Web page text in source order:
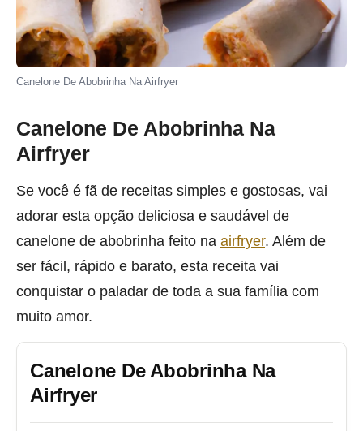
Canelone De Abobrinha Na Airfryer
Canelone De Abobrinha Na
Airfryer
Se você é fã de receitas simples e gostosas, vai
adorar esta opção deliciosa e saudável de
canelone de abobrinha feito na airfryer. Além de
ser fácil, rápido e barato, esta receita vai
conquistar o paladar de toda a sua família com
muito amor.
Canelone De Abobrinha Na
Airfryer